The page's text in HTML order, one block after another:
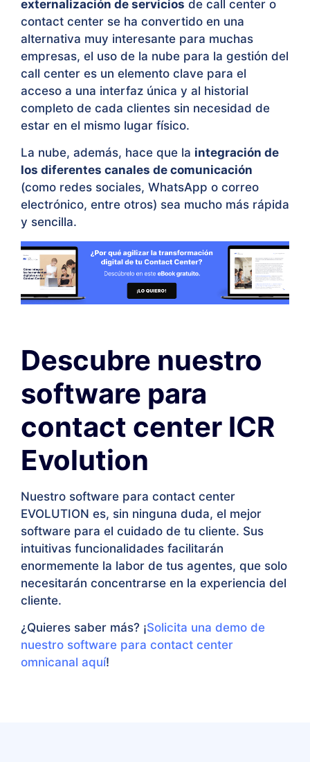
externalización de servicios de call center o
contact center se ha convertido en una
alternativa muy interesante para muchas
empresas, el uso de la nube para la gestión del
call center es un elemento clave para el
acceso a una interfaz única y al historial
completo de cada clientes sin necesidad de
estar en el mismo lugar físico.
La nube, además, hace que la integración de
los diferentes canales de comunicación
(como redes sociales, WhatsApp o correo
electrónico, entre otros) sea mucho más rápida
y sencilla.
Descubre nuestro
software para
contact center ICR
Evolution
Nuestro software para contact center
EVOLUTION es, sin ninguna duda, el mejor
software para el cuidado de tu cliente. Sus
intuitivas funcionalidades facilitarán
enormemente la labor de tus agentes, que solo
necesitarán concentrarse en la experiencia del
cliente.
¿Quieres saber más? ¡Solicita una demo de
nuestro software para contact center
omnicanal aquí!